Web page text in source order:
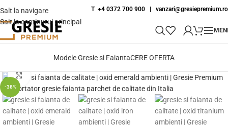
Salt la navigare
Salt la conținutul principal
T +4 0372 700 900 | vanzari@gresiepremium.ro
Modele Gresie si FaiantaCERE OFERTA
-38%
Fă clic pentru a mări